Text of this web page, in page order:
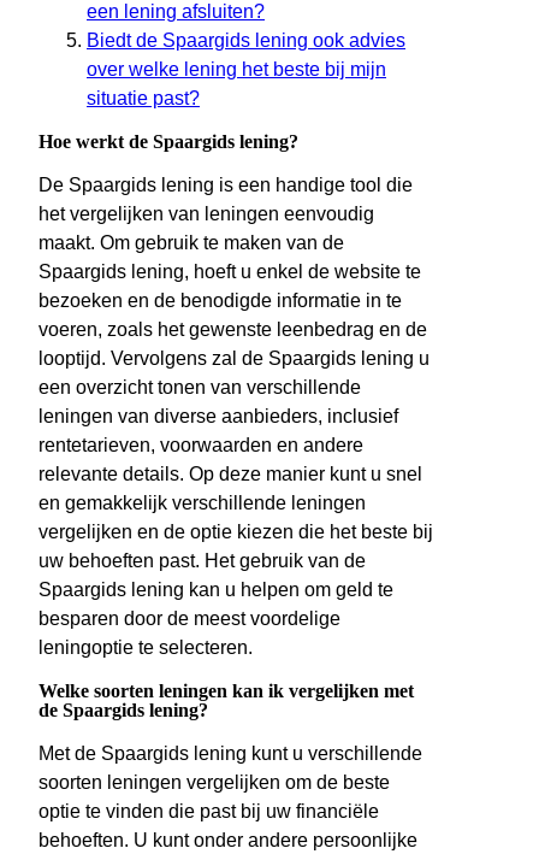
een lening afsluiten?
Biedt de Spaargids lening ook advies
over welke lening het beste bij mijn
situatie past?
Hoe werkt de Spaargids lening?
De Spaargids lening is een handige tool die
het vergelijken van leningen eenvoudig
maakt. Om gebruik te maken van de
Spaargids lening, hoeft u enkel de website te
bezoeken en de benodigde informatie in te
voeren, zoals het gewenste leenbedrag en de
looptijd. Vervolgens zal de Spaargids lening u
een overzicht tonen van verschillende
leningen van diverse aanbieders, inclusief
rentetarieven, voorwaarden en andere
relevante details. Op deze manier kunt u snel
en gemakkelijk verschillende leningen
vergelijken en de optie kiezen die het beste bij
uw behoeften past. Het gebruik van de
Spaargids lening kan u helpen om geld te
besparen door de meest voordelige
leningoptie te selecteren.
Welke soorten leningen kan ik vergelijken met
de Spaargids lening?
Met de Spaargids lening kunt u verschillende
soorten leningen vergelijken om de beste
optie te vinden die past bij uw financiële
behoeften. U kunt onder andere persoonlijke